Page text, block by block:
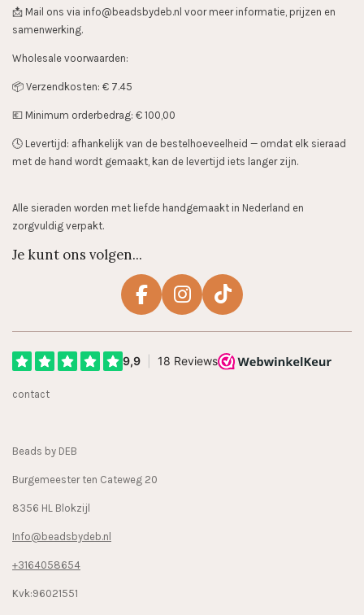
📩 Mail ons via info@beadsbydeb.nl voor meer informatie, prijzen en
samenwerking.
Wholesale voorwaarden:
📦 Verzendkosten: € 7.45
💶 Minimum orderbedrag: € 100,00
🕓 Levertijd: afhankelijk van de bestelhoeveelheid — omdat elk sieraad
met de hand wordt gemaakt, kan de levertijd iets langer zijn.
Alle sieraden worden met liefde handgemaakt in Nederland en
zorgvuldig verpakt.
Je kunt ons volgen...
F
e
I
t
T
T
contact
Beads by DEB
Burgemeester ten Cateweg 20
8356 HL Blokzijl
Info@beadsbydeb.nl
+3164058654
Kvk:96021551